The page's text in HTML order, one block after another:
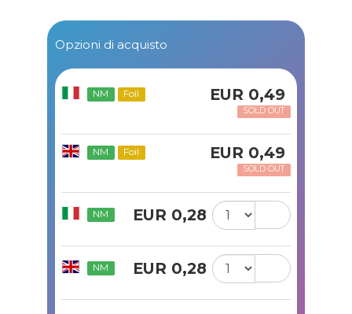
Opzioni di acquisto
NM Foil EUR 0,49
SOLD OUT
NM Foil EUR 0,49
SOLD OUT
NM EUR 0,28
NM EUR 0,28